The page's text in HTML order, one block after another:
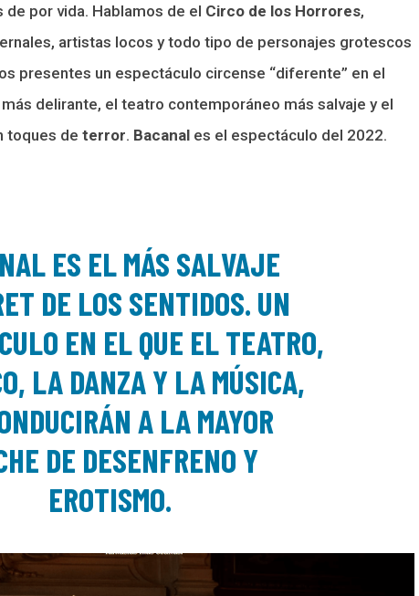
por vida. Hablamos de el Circo de los Horrores,
artistas locos y todo tipo de personajes grotescos
presentes un espectáculo circense “diferente” en el
delirante, el teatro contemporáneo más salvaje y el
toques de terror. Bacanal es el espectáculo del 2022.
ES EL MÁS SALVAJE
DE LOS SENTIDOS. UN
EN EL QUE EL TEATRO,
LA DANZA Y LA MÚSICA,
A LAMAYOR
DE DESENFRENO Y
EROTISMO.